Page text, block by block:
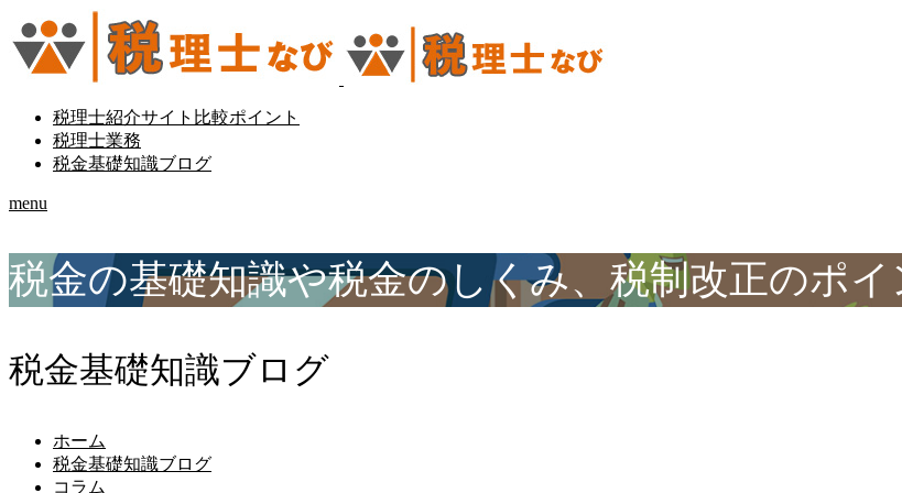
税理士紹介サイト比較ポイント
税理士業務
税金基礎知識ブログ
menu
税金の基礎知識や税金のしくみ、税制改正のポ
税金基礎知識ブログ
ホーム
税金基礎知識ブログ
コラム